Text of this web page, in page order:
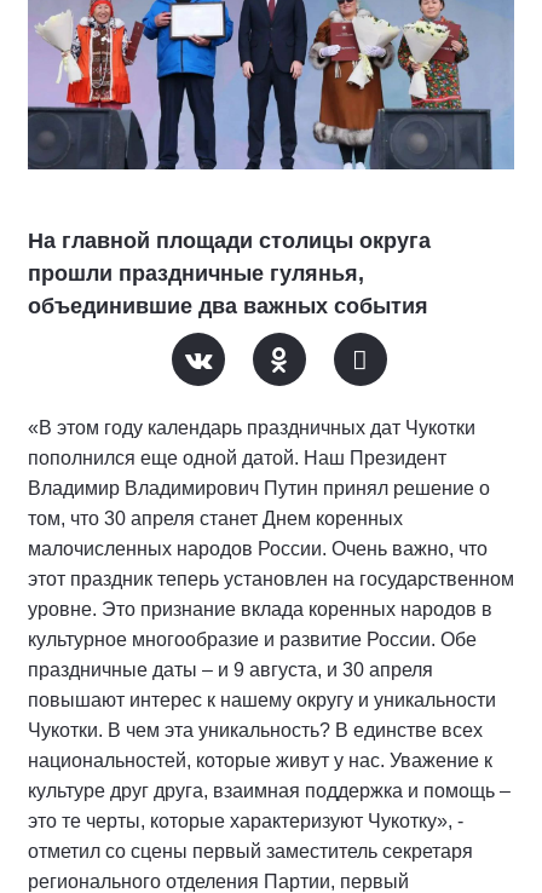
На главной площади столицы округа
прошли праздничные гулянья,
объединившие два важных события
«В этом году календарь праздничных дат Чукотки
пополнился еще одной датой. Наш Президент
Владимир Владимирович Путин принял решение о
том, что 30 апреля станет Днем коренных
малочисленных народов России. Очень важно, что
этот праздник теперь установлен на государственном
уровне. Это признание вклада коренных народов в
культурное многообразие и развитие России. Обе
праздничные даты – и 9 августа, и 30 апреля
повышают интерес к нашему округу и уникальности
Чукотки. В чем эта уникальность? В единстве всех
национальностей, которые живут у нас. Уважение к
культуре друг друга, взаимная поддержка и помощь –
это те черты, которые характеризуют Чукотку», -
отметил со сцены первый заместитель секретаря
регионального отделения Партии, первый